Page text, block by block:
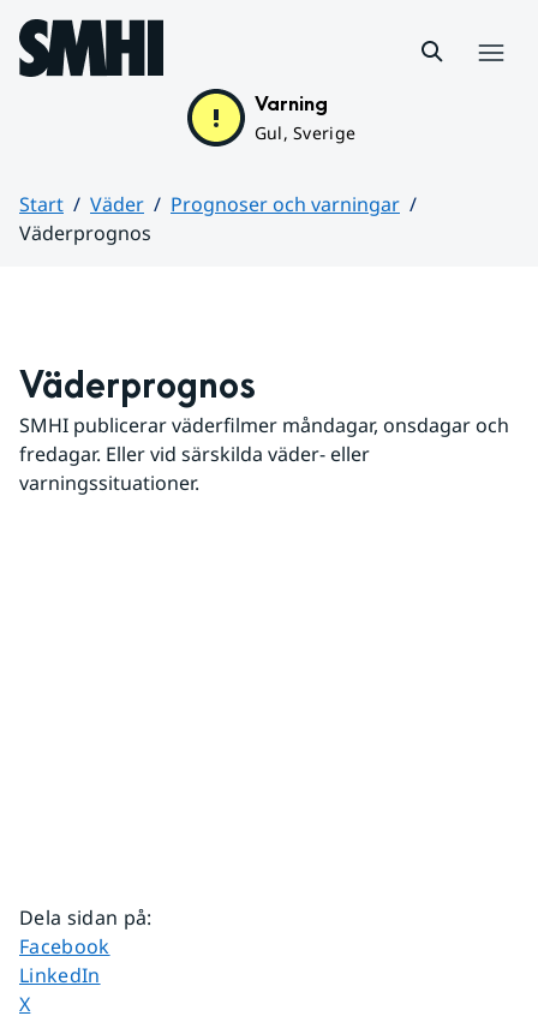
Hoppa till sidans innehåll
Varning
Gul, Sverige
Start Väder
Prognoser och varningar
Väderprognos
Väderprognos
SMHI publicerar väderfilmer måndagar, onsdagar och
fredagar. Eller vid särskilda väder- eller
varningssituationer.
Dela sidan på:
Dela sidan på
Facebook
Dela sidan på
LinkedIn
Dela sidan på
X